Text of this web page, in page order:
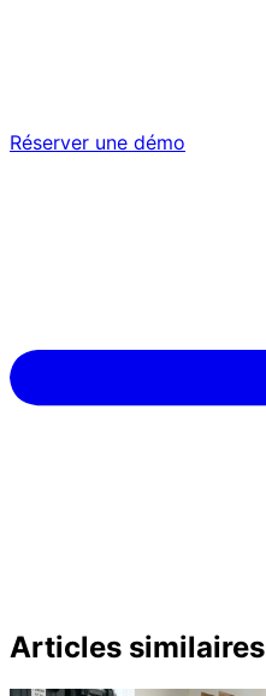
Réserver une démo
Articles similaires